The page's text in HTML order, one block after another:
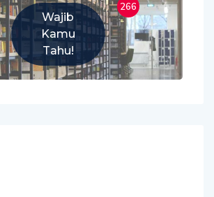
Wajib
Kamu
Tahu!
266